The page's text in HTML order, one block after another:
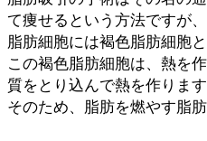
て痩せるという方法ですが、
脂肪細胞には褐色脂肪細胞
この褐色脂肪細胞は、熱を
質をとり込んで熱を作ります
そのため、脂肪を燃やす脂